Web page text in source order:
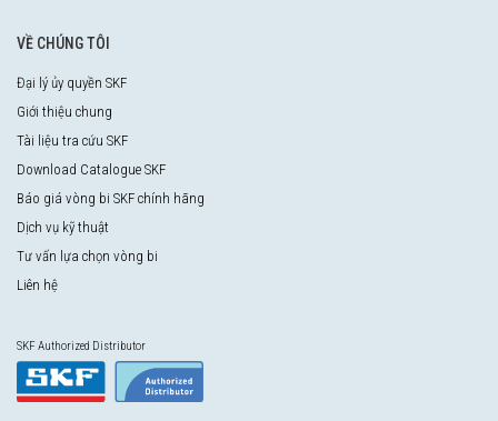
VỀ CHÚNG TÔI
Đại lý ủy quyền SKF
Giới thiệu chung
Tài liệu tra cứu SKF
Download Catalogue SKF
Báo giá vòng bi SKF chính hãng
Dịch vụ kỹ thuật
Tư vấn lựa chọn vòng bi
Liên hệ
SKF Authorized Distributor